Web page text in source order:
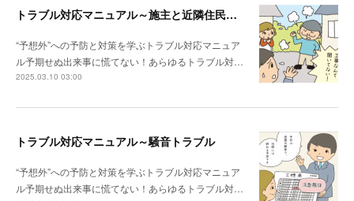
トラブル対応マニュアル～施主と近隣住民との関係性が悪い場合は？
“予想外”への予防と対策を学ぶトラブル対応マニュア
ル予期せぬ出来事に慌てない！あらゆるトラブル対…
2025.03.10 03:00
トラブル対応マニュアル～騒音トラブル
“予想外”への予防と対策を学ぶトラブル対応マニュア
ル予期せぬ出来事に慌てない！あらゆるトラブル対…